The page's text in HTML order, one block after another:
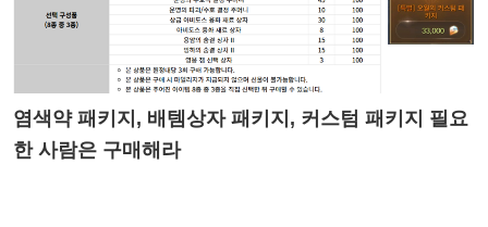
염색약 패키지, 배템상자패키지, 커스텀 패키지 필요
한 사람은 구매해라